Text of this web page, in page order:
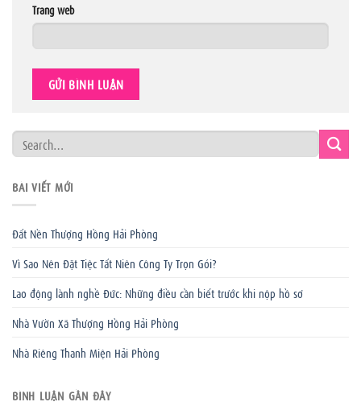
Trang web
BÀI VIẾT MỚI
Đất Nền Thượng Hồng Hải Phòng
Vì Sao Nên Đặt Tiệc Tất Niên Công Ty Trọn Gói?
Lao động lành nghề Đức: Những điều cần biết trước khi nộp hồ sơ
Nhà Vườn Xã Thượng Hồng Hải Phòng
Nhà Riêng Thanh Miện Hải Phòng
BÌNH LUẬN GẦN ĐÂY